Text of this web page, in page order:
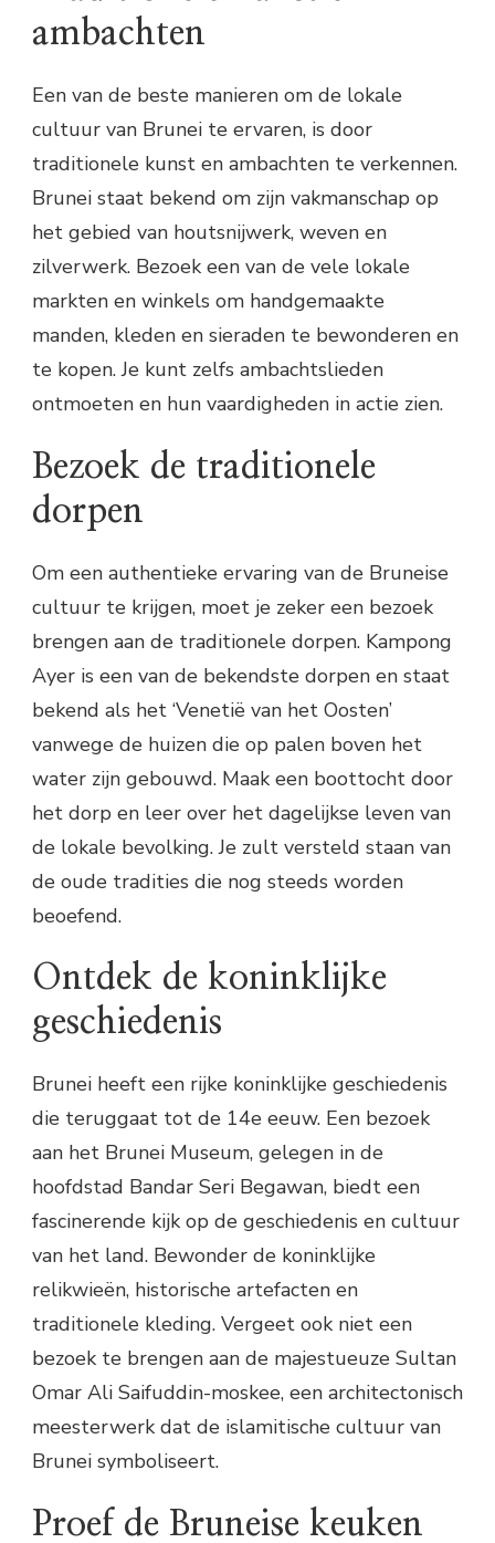
ambachten
Een van de beste manieren om de lokale
cultuur van Brunei te ervaren, is door
traditionele kunst en ambachten te verkennen.
Brunei staat bekend om zijn vakmanschap op
het gebied van houtsnijwerk, weven en
zilverwerk. Bezoek een van de vele lokale
markten en winkels om handgemaakte
manden, kleden en sieraden te bewonderen en
te kopen. Je kunt zelfs ambachtslieden
ontmoeten en hun vaardigheden in actie zien.
Bezoek de traditionele
dorpen
Om een authentieke ervaring van de Bruneise
cultuur te krijgen, moet je zeker een bezoek
brengen aan de traditionele dorpen. Kampong
Ayer is een van de bekendste dorpen en staat
bekend als het ‘Venetië van het Oosten’
vanwege de huizen die op palen boven het
water zijn gebouwd. Maak een boottocht door
het dorp en leer over het dagelijkse leven van
de lokale bevolking. Je zult versteld staan van
de oude tradities die nog steeds worden
beoefend.
Ontdek de koninklijke
geschiedenis
Brunei heeft een rijke koninklijke geschiedenis
die teruggaat tot de 14e eeuw. Een bezoek
aan het Brunei Museum, gelegen in de
hoofdstad Bandar Seri Begawan, biedt een
fascinerende kijk op de geschiedenis en cultuur
van het land. Bewonder de koninklijke
relikwieën, historische artefacten en
traditionele kleding. Vergeet ook niet een
bezoek te brengen aan de majestueuze Sultan
Omar Ali Saifuddin-moskee, een architectonisch
meesterwerk dat de islamitische cultuur van
Brunei symboliseert.
Proef de Bruneise keuken